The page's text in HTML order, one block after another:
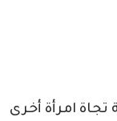
تجاة امرأة أخرى